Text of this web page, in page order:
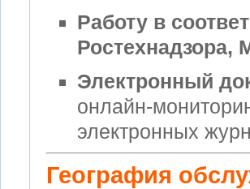
Работу в
Ростехнадзора,
Электронный
онлайн-
электронных
География